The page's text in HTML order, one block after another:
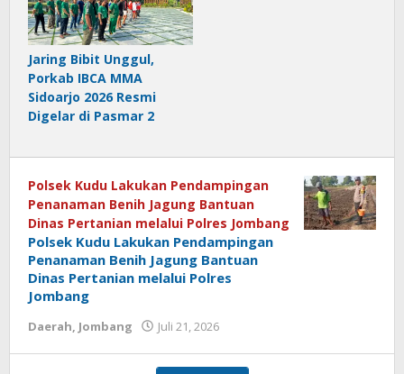
Jaring Bibit Unggul,
Porkab IBCA MMA
Sidoarjo 2026 Resmi
Digelar di Pasmar 2
Polsek Kudu Lakukan Pendampingan
Penanaman Benih Jagung Bantuan
Dinas Pertanian melalui Polres Jombang
Polsek Kudu Lakukan Pendampingan
Penanaman Benih Jagung Bantuan
Dinas Pertanian melalui Polres
Jombang
Daerah Jombang Juli 21, 2026